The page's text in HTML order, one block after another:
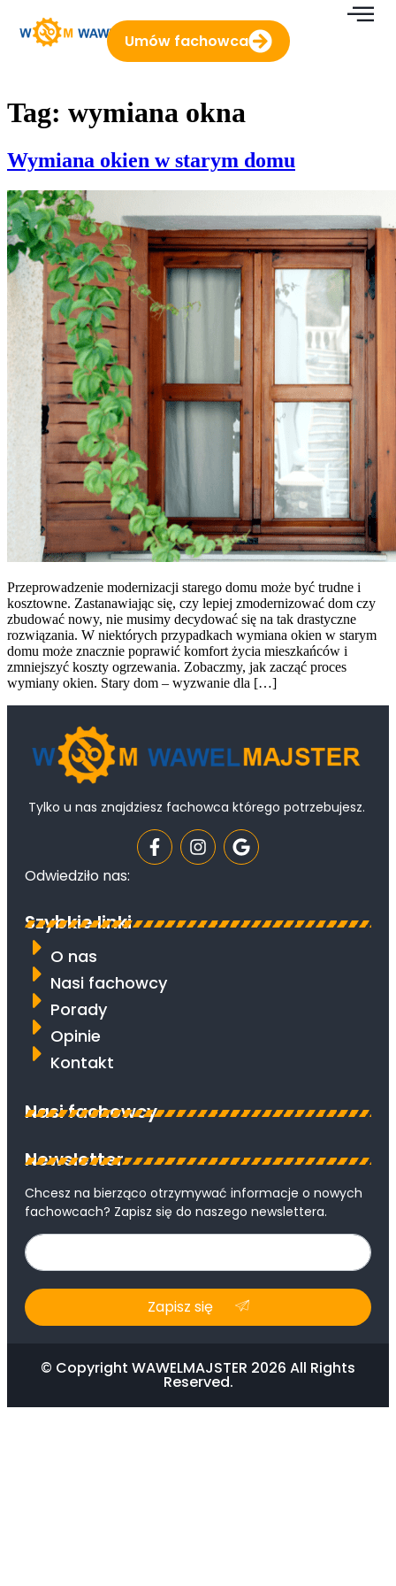
treści
Umów fachowca
Tag: wymiana okna
Wymiana okien w starym domu
Przeprowadzenie modernizacji starego domu może być trudne i
kosztowne. Zastanawiając się, czy lepiej zmodernizować dom czy
zbudować nowy, nie musimy decydować się na tak drastyczne
rozwiązania. W niektórych przypadkach wymiana okien w starym
domu może znacznie poprawić komfort życia mieszkańców i
zmniejszyć koszty ogrzewania. Zobaczmy, jak zacząć proces
wymiany okien. Stary dom – wyzwanie dla […]
Tylko u nas znajdziesz fachowca którego potrzebujesz.
Odwiedziło nas:
Szybkie linki
O nas
Nasi fachowcy
Porady
Opinie
Kontakt
Nasi fachowcy
Newsletter
Chcesz na bierząco otrzymywać informacje o nowych
fachowcach? Zapisz się do naszego newslettera.
Zapisz się
© Copyright WAWELMAJSTER 2026 All Rights
Reserved.